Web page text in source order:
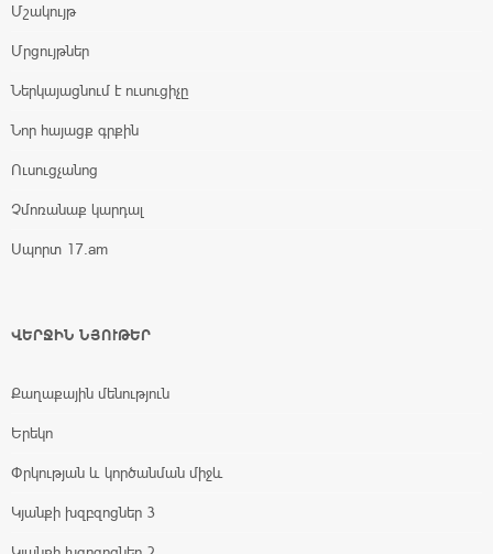
Մշակույթ
Մրցույթներ
Ներկայացնում է ուսուցիչը
Նոր հայացք գրքին
Ուսուցչանոց
Չմոռանաք կարդալ
Սպորտ 17.am
ՎԵՐՋԻՆ ՆՅՈՒԹԵՐ
Քաղաքային մենություն
Երեկո
Փրկության և կործանման միջև
Կյանքի խզբզոցներ 3